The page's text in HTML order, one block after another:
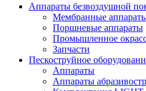
Аппараты безвоздушной
Мембранные
Поршневые аппараты
Промышленное
Запчасти
Пескоструйное
Аппараты
Аппараты